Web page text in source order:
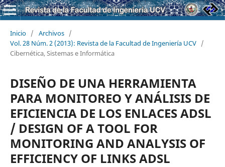
Inicio / Archivos /
Vol. 28 Núm. 2 (2013): Revista de la Facultad de Ingeniería UCV /
Cibernética, Sistemas e Informática
DISEÑO DE UNA HERRAMIENTA
PARA MONITOREO Y ANÁLISIS DE
EFICIENCIA DE LOS ENLACES ADSL
/ DESIGN OF A TOOL FOR
MONITORING AND ANALYSIS OF
EFFICIENCY OF LINKS ADSL